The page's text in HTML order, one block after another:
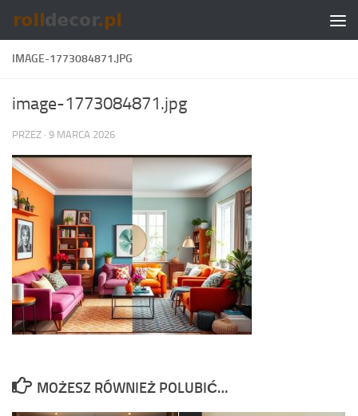
Skip to content
IMAGE-1773084871.JPG
image-1773084871.jpg
PRZEZ · 9 MARCA 2026
MOŻESZ RÓWNIEŻ POLUBIĆ…